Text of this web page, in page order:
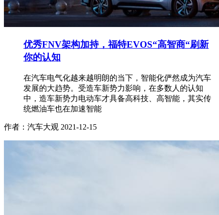
优秀FNV架构加持，福特EVOS“高智商“刷新
你的认知
在汽车电气化越来越明朗的当下，智能化俨然成为汽车
发展的大趋势。受造车新势力影响，在多数人的认知
中，造车新势力电动车才具备高科技、高智能，其实传
统燃油车也在加速智能
作者：汽车大观 2021-12-15